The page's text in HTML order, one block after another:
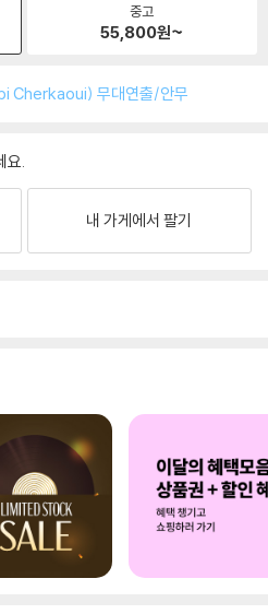
중고
55,800원~
Cherkaoui) 무대연출/안무
요.
내 가게에서 팔기